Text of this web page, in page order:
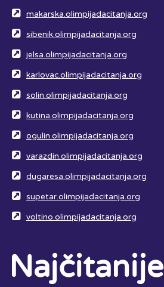
makarska.olimpijadacitanja.org
sibenik.olimpijadacitanja.org
jelsa.olimpijadacitanja.org
karlovac.olimpijadacitanja.org
solin.olimpijadacitanja.org
kutina.olimpijadacitanja.org
ogulin.olimpijadacitanja.org
varazdin.olimpijadacitanja.org
dugaresa.olimpijadacitanja.org
supetar.olimpijadacitanja.org
voltino.olimpijadacitanja.org
Najčitanije